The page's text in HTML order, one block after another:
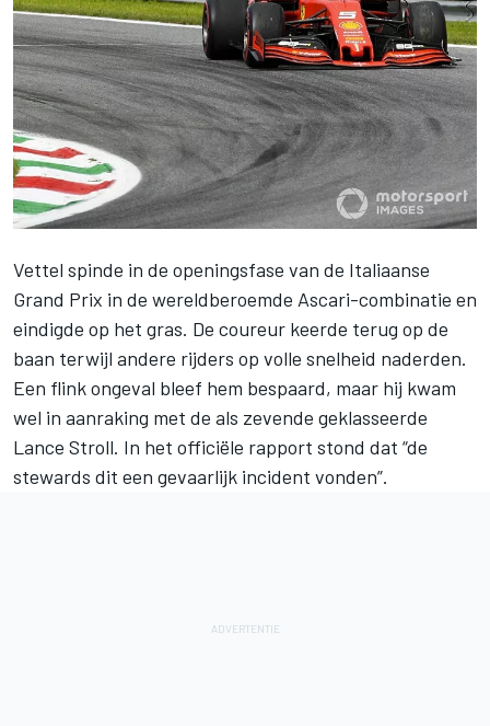
Vettel spinde in de openingsfase van de Italiaanse
Grand Prix in de wereldberoemde Ascari-combinatie en
eindigde op het gras. De coureur keerde terug op de
baan terwijl andere rijders op volle snelheid naderden.
Een flink ongeval bleef hem bespaard, maar hij kwam
wel in aanraking met de als zevende geklasseerde
Lance Stroll. In het officiële rapport stond dat “de
stewards dit een gevaarlijk incident vonden”.